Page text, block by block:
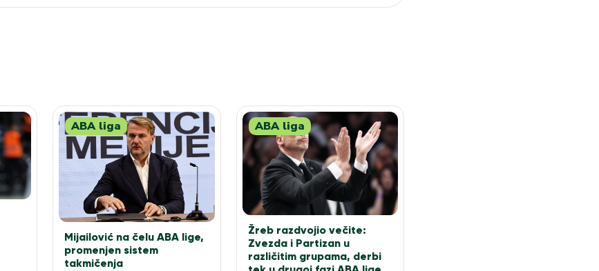
ABA liga
Mijailović na čelu ABA lige,
promenjen sistem
takmičenja
ABA liga
Žreb razdvojio večite:
Zvezda i Partizan u
različitim grupama, derbi